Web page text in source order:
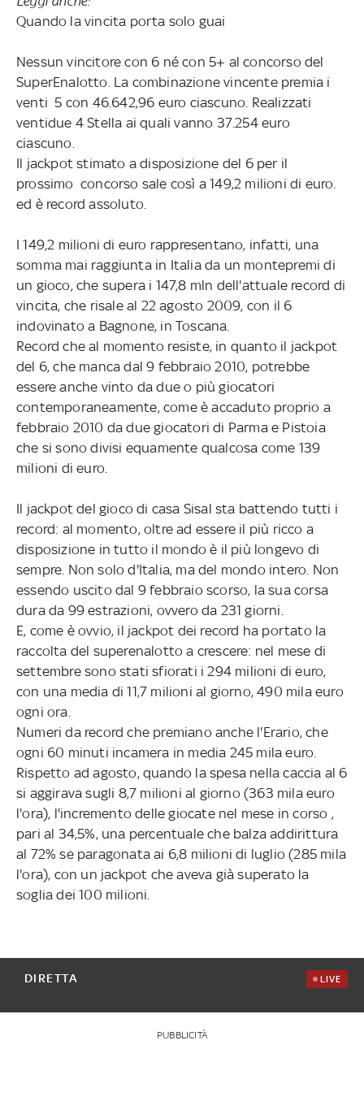
Quando la vincita porta solo guai
Nessun vincitore con 6 né con 5+ al concorso del
SuperEnalotto. La combinazione vincente premia i
venti 5 con 46.642,96 euro ciascuno. Realizzati
ventidue 4 Stella ai quali vanno 37.254 euro
ciascuno.
Il jackpot stimato a disposizione del 6 per il
prossimo concorso sale così a 149,2 milioni di euro.
ed è record assoluto.
I 149,2 milioni di euro rappresentano, infatti, una
somma mai raggiunta in Italia da un montepremi di
un gioco, che supera i 147,8 mln dell'attuale record di
vincita, che risale al 22 agosto 2009, con il 6
indovinato a Bagnone, in Toscana.
Record che al momento resiste, in quanto il jackpot
del 6, che manca dal 9 febbraio 2010, potrebbe
essere anche vinto da due o più giocatori
contemporaneamente, come è accaduto proprio a
febbraio 2010 da due giocatori di Parma e Pistoia
che si sono divisi equamente qualcosa come 139
milioni di euro.
Il jackpot del gioco di casa Sisal sta battendo tutti i
record: al momento, oltre ad essere il più ricco a
disposizione in tutto il mondo è il più longevo di
sempre. Non solo d'Italia, ma del mondo intero. Non
essendo uscito dal 9 febbraio scorso, la sua corsa
dura da 99 estrazioni, ovvero da 231 giorni.
E, come è ovvio, il jackpot dei record ha portato la
raccolta del superenalotto a crescere: nel mese di
settembre sono stati sfiorati i 294 milioni di euro,
con una media di 11,7 milioni al giorno, 490 mila euro
ogni ora.
Numeri da record che premiano anche l'Erario, che
ogni 60 minuti incamera in media 245 mila euro.
Rispetto ad agosto, quando la spesa nella caccia al 6
si aggirava sugli 8,7 milioni al giorno (363 mila euro
l'ora), l'incremento delle giocate nel mese in corso ‚
pari al 34,5%, una percentuale che balza addirittura
al 72% se paragonata ai 6,8 milioni di luglio (285 mila
l'ora), con un jackpot che aveva già superato la
soglia dei 100 milioni.
DIRETTA LIVE
PUBBLICITÀ